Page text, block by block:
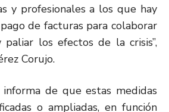
y profesionales a los que hay
de facturas para colaborar
los efectos de la crisis”,
Corujo.
de que estas medidas
o ampliadas, en función